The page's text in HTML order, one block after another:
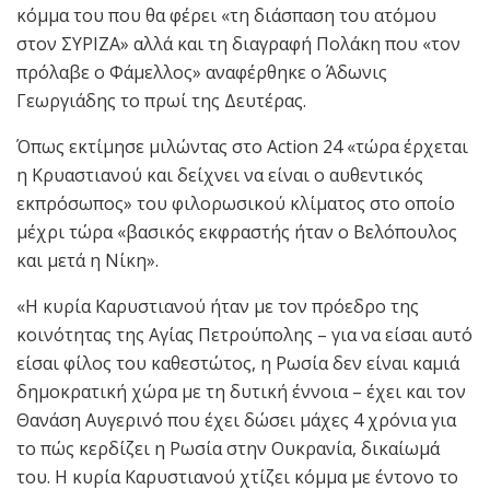
κόμμα του που θα φέρει «τη διάσπαση του ατόμου
στον ΣΥΡΙΖΑ» αλλά και τη διαγραφή Πολάκη που «τον
πρόλαβε ο Φάμελλος» αναφέρθηκε ο Άδωνις
Γεωργιάδης το πρωί της Δευτέρας.
Όπως εκτίμησε μιλώντας στο Action 24 «τώρα έρχεται
η Κρυαστιανού και δείχνει να είναι ο αυθεντικός
εκπρόσωπος» του φιλορωσικού κλίματος στο οποίο
μέχρι τώρα «βασικός εκφραστής ήταν ο Βελόπουλος
και μετά η Νίκη».
«Η κυρία Καρυστιανού ήταν με τον πρόεδρο της
κοινότητας της Αγίας Πετρούπολης – για να είσαι αυτό
είσαι φίλος του καθεστώτος, η Ρωσία δεν είναι καμιά
δημοκρατική χώρα με τη δυτική έννοια – έχει και τον
Θανάση Αυγερινό που έχει δώσει μάχες 4 χρόνια για
το πώς κερδίζει η Ρωσία στην Ουκρανία, δικαίωμά
του. Η κυρία Καρυστιανού χτίζει κόμμα με έντονο το